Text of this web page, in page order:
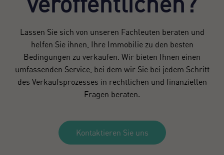
Lassen Sie sich von unseren Fachleuten beraten und
helfen Sie ihnen, Ihre Immobilie zu den besten
Bedingungen zu verkaufen. Wir bieten Ihnen einen
umfassenden Service, bei dem wir Sie bei jedem Schritt
des Verkaufsprozesses in rechtlichen und finanziellen
Fragen beraten.
Kontaktieren Sie uns